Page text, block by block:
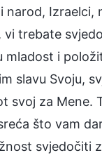
narod, Izraelci,
vi trebate
mladost i
slavu Svoju,
svoj za Mene.
što vam
svjedočiti